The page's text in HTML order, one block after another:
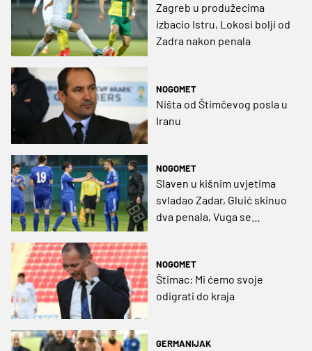
Zagreb u produžecima
izbacio Istru, Lokosi bolji od
Zadra nakon penala
NOGOMET
Ništa od Štimčevog posla u
Iranu
NOGOMET
Slaven u kišnim uvjetima
svladao Zadar, Gluić skinuo
dva penala, Vuga se
NOGOMET
Štimac: Mi ćemo svoje
odigrati do kraja
GERMANIJAK